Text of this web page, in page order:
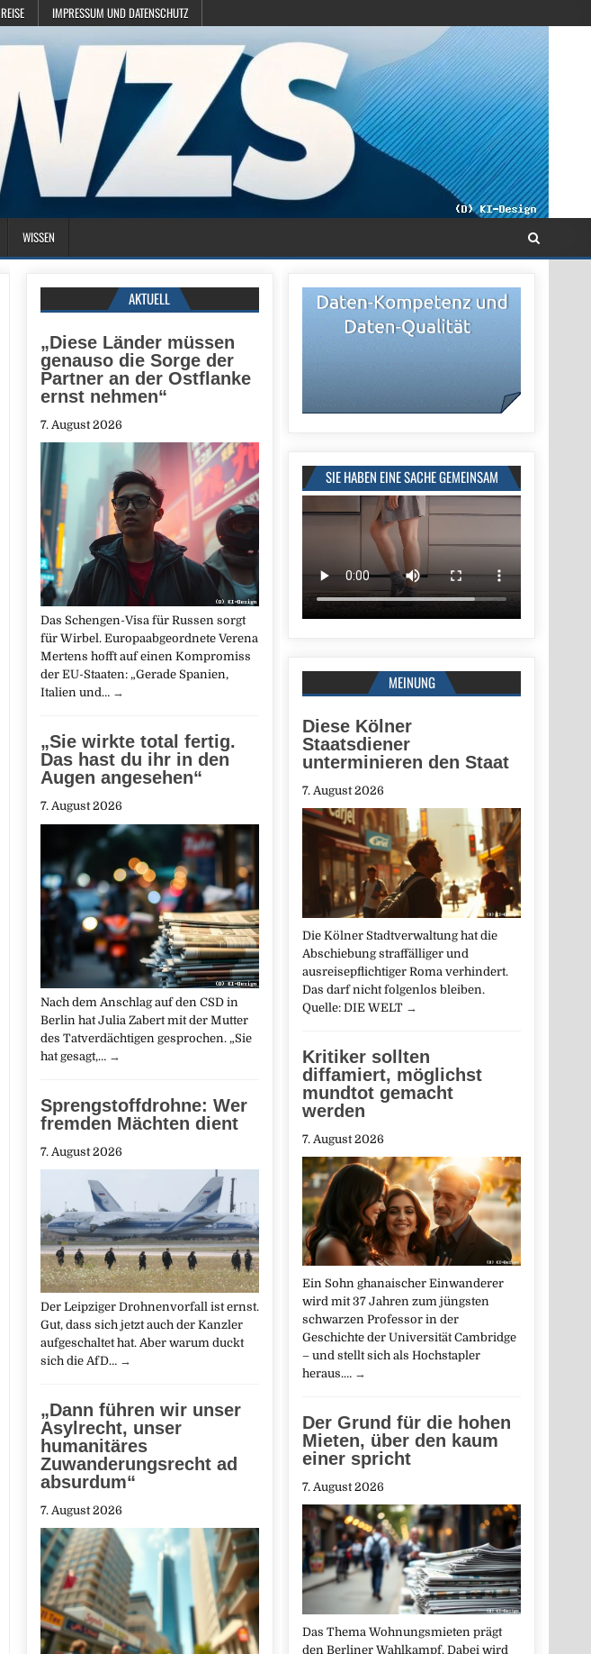
REISE IMPRESSUM UND DATENSCHUTZ
WISSEN
SIE HABEN EINE SACHE GEMEINSAM
MEINUNG
Diese Kölner
Staatsdiener
unterminieren den Staat
7. August 2026
Die Kölner Stadtverwaltung hat die
Abschiebung straffälliger und
ausreisepflichtiger Roma verhindert.
Das darf nicht folgenlos bleiben.
Quelle: DIE WELT →
Kritiker sollten
diffamiert, möglichst
mundtot gemacht
werden
7. August 2026
Ein Sohn ghanaischer Einwanderer
wird mit 37 Jahren zum jüngsten
schwarzen Professor in der
Geschichte der Universität Cambridge
– und stellt sich als Hochstapler
heraus.… →
Der Grund für die hohen
Mieten, über den kaum
einer spricht
7. August 2026
Das Thema Wohnungsmieten prägt
den Berliner Wahlkampf. Dabei wird
AKTUELL
„Diese Länder müssen
genauso die Sorge der
Partner an der Ostflanke
ernst nehmen“
7. August 2026
Das Schengen-Visa für Russen sorgt
für Wirbel. Europaabgeordnete Verena
Mertens hofft auf einen Kompromiss
der EU-Staaten: „Gerade Spanien,
Italien und… →
„Sie wirkte total fertig.
Das hast du ihr in den
Augen angesehen“
7. August 2026
Nach dem Anschlag auf den CSD in
Berlin hat Julia Zabert mit der Mutter
des Tatverdächtigen gesprochen. „Sie
hat gesagt,… →
Sprengstoffdrohne: Wer
fremden Mächten dient
7. August 2026
Der Leipziger Drohnenvorfall ist ernst.
Gut, dass sich jetzt auch der Kanzler
aufgeschaltet hat. Aber warum duckt
sich die AfD… →
„Dann führen wir unser
Asylrecht, unser
humanitäres
Zuwanderungsrecht ad
absurdum“
7. August 2026